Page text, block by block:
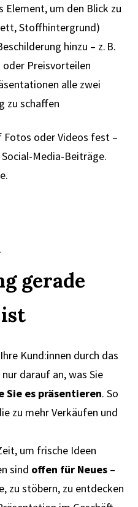
Element, um den Blick zu
Stoffhintergrund)
hinzu – z. B.
Preisvorteilen
alle zwei
zu schaffen
Fotos oder Videos fest –
Media-Beiträge.
gerade
Kund:innen durch das
darauf an, was Sie
Sie es präsentieren. So
zu mehr Verkäufen und
um frische Ideen
sind offen für Neues –
zu stöbern, zu entdecken